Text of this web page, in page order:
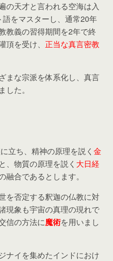
の天才と言われる空海は入
をマスターし、通常20年
教義の習得期間を2年で終
頂を受け、 正当な真言密教
まな宗派を体系化し、真言
た。
立ち、精神の原理を説く 金
と、物質の原理を説く 大日経
融合であるとします。
を否定する釈迦の仏教に対
現象も宇宙の真理の現れで
信の方法に魔術を用いまし
ナイを集めたインドにおけ